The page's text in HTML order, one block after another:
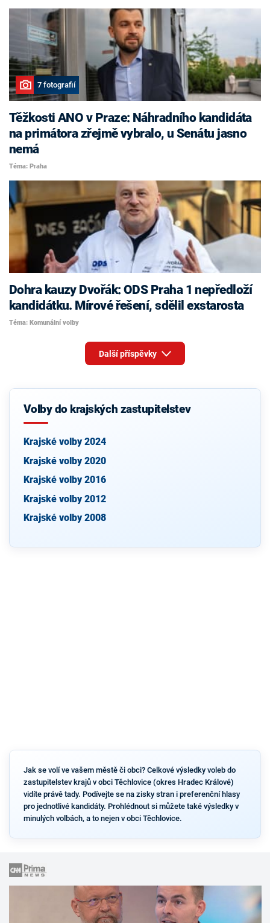
7 fotografií
Těžkosti ANO v Praze: Náhradního kandidáta
na primátora zřejmě vybralo, u Senátu jasno
nemá
Téma: Praha
Dohra kauzy Dvořák: ODS Praha 1 nepředloží
kandidátku. Mírové řešení, sdělil exstarosta
Téma: Komunální volby
Další příspěvky
Volby do krajských zastupitelstev
Krajské volby 2024
Krajské volby 2020
Krajské volby 2016
Krajské volby 2012
Krajské volby 2008
Jak se volí ve vašem městě či obci? Celkové výsledky voleb do
zastupitelstev krajů v obci Těchlovice (okres Hradec Králové)
vidíte právě tady. Podívejte se na zisky stran i preferenční hlasy
pro jednotlivé kandidáty. Prohlédnout si můžete také výsledky v
minulých volbách, a to nejen v obci Těchlovice.